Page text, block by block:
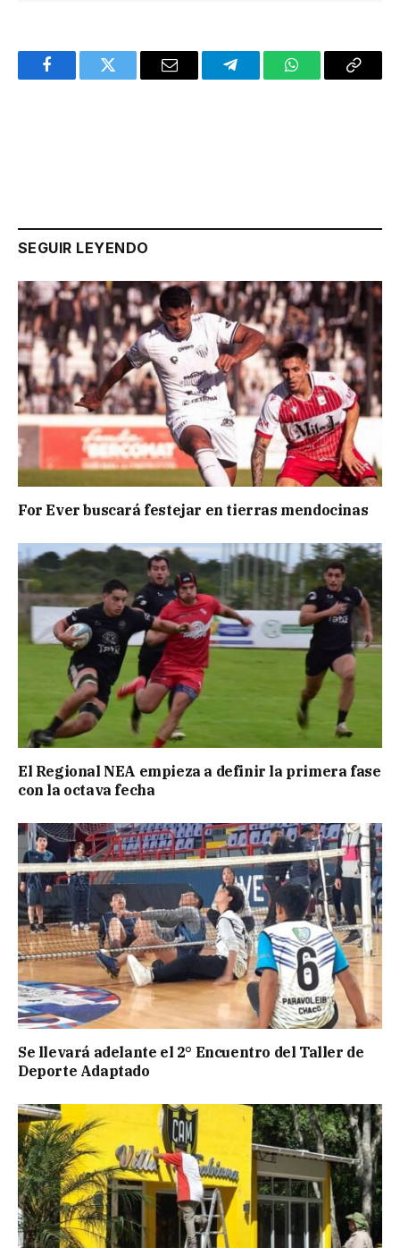
FacebookTwitter Email TelegramWhatsAppCopy
SEGUIR LEYENDO
For Ever buscará festejar en tierras mendocinas
El Regional NEA empieza a definir la primera fase
con la octava fecha
Se llevará adelante el 2° Encuentro del Taller de
Deporte Adaptado